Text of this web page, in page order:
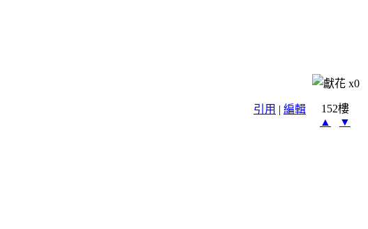
x0
引用 | 編輯
152樓
▲
▼